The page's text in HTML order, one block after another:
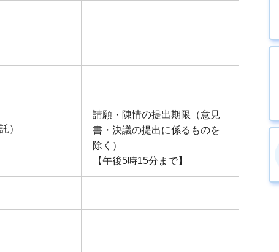
）
請願・陳情の提出期限（意見
書・決議の提出に係るものを
除く）
【午後5時15分まで】